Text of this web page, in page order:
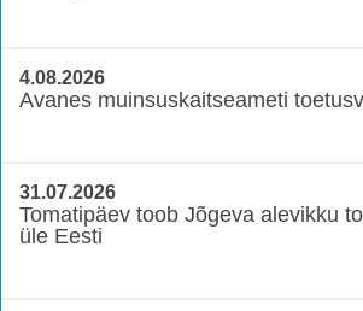
4.08.2026
Avanes muinsuskaitseameti
31.07.2026
Tomatipäev toob Jõgeva alevikku
üle Eesti